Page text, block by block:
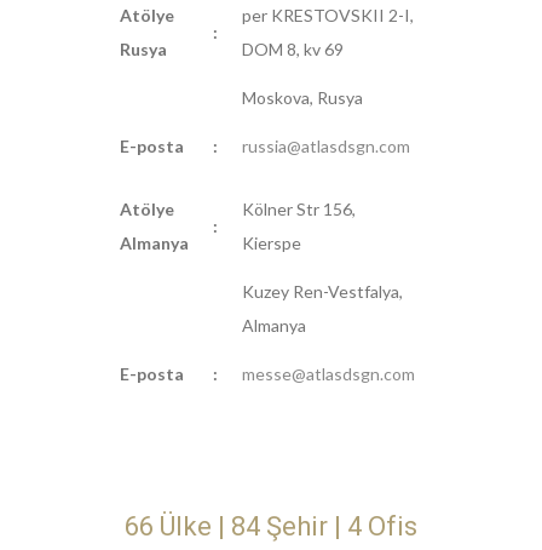
Atölye
Rusya
:
per KRESTOVSKII 2-I,
DOM 8, kv 69
Moskova, Rusya
E-posta : russia@atlasdsgn.com
Atölye
Almanya
:
Kölner Str 156,
Kierspe
Kuzey Ren-Vestfalya,
Almanya
E-posta : messe@atlasdsgn.com
66 Ülke | 84 Şehir | 4 Ofis